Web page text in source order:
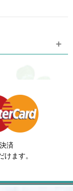
済
けます。